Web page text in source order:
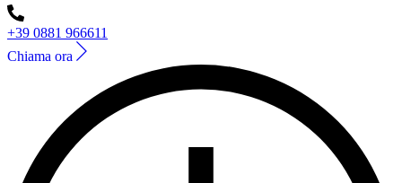
+39 0881 966611
Chiama ora